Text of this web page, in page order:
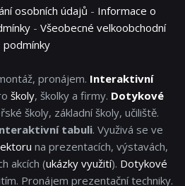
osobních údajů - Informace o
- Všeobecné velkoobchodní
podmínky
pronájem. Interaktivní
školy, školky a firmy. Dotykové
školy, základní školy, učiliště.
tabuli. Využivá se ve
na prezentacích, výstavách,
akcích (ukázky využití). Dotykové
Pronájem prezentační techniky.